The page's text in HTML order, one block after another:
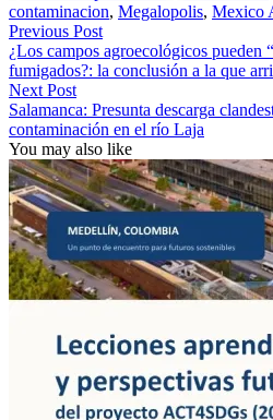
contaminacion, Megalopolis, Mexico
Previous Post
¿Los campos agroecológicos pueden
fumigados?: la conclusión a la que
Next Post
Salamanca: Presunta descarga
contaminación en el río Laja
You may also like